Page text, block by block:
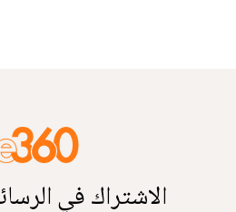
الاشتراك في